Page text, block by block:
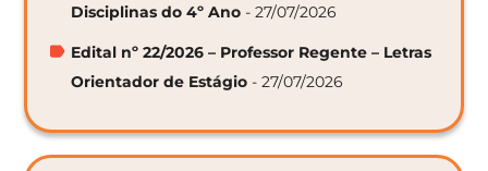
Disciplinas do 4º Ano - 27/07/2026
Edital nº 22/2026 – Professor Regente – Letras
Orientador de Estágio - 27/07/2026